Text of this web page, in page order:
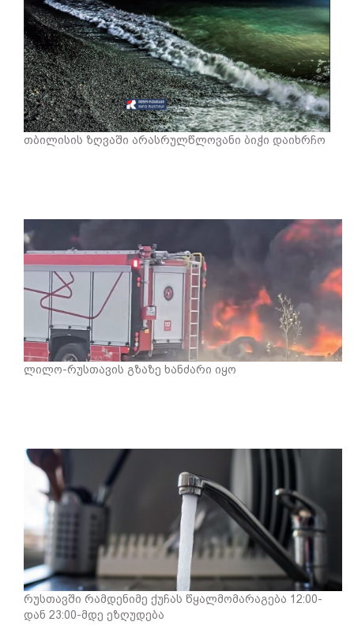
თბილისის ზღვაში არასრულწლოვანი ბიჭი დაიხრჩო
ლილო-რუსთავის გზაზე ხანძარი იყო
რუსთავში რამდენიმე ქუჩას წყალმომარაგება 12:00-
დან 23:00-მდე ეზღუდება